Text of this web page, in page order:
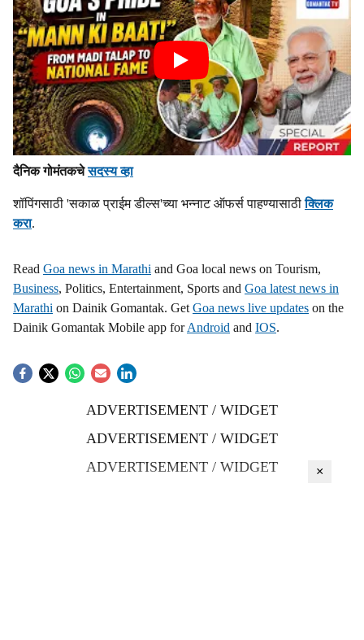
दैनिक गोमंतकचेसदस्य व्हा
शॉपिंगसाठी 'सकाळ प्राईम डील्स'च्या भन्नाट ऑफर्स पाहण्यासाठीक्लिक
करा.
Read Goa news in Marathi and Goa local news on Tourism,
Business, Politics, Entertainment, Sports and Goa latest news in
Marathi on Dainik Gomantak. Get Goa news live updates on the
Dainik Gomantak Mobile app forAndroid and IOS.
ADVERTISEMENT / WIDGET
ADVERTISEMENT / WIDGET
ADVERTISEMENT / WIDGET
×